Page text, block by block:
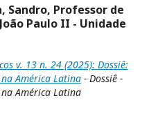
Sandro, Professor de
Paulo II - Unidade
v. 13 n. 24 (2025): Dossiê:
América Latina - Dossiê -
América Latina